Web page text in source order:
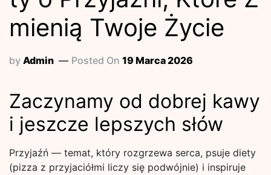
mienią Twoje Życie
by Admin Posted On 19 Marca 2026
Zaczynamy od dobrej kawy
i jeszcze lepszych słów
Przyjaźń — temat, który rozgrzewa serca, psuje diety
(pizza z przyjaciółmi liczy się podwójnie) i inspiruje